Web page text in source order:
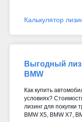
Калькулятор
Выгодный
BMW
Как купить
условиях?
лизинг для покупки
BMW X5, BMW X7,